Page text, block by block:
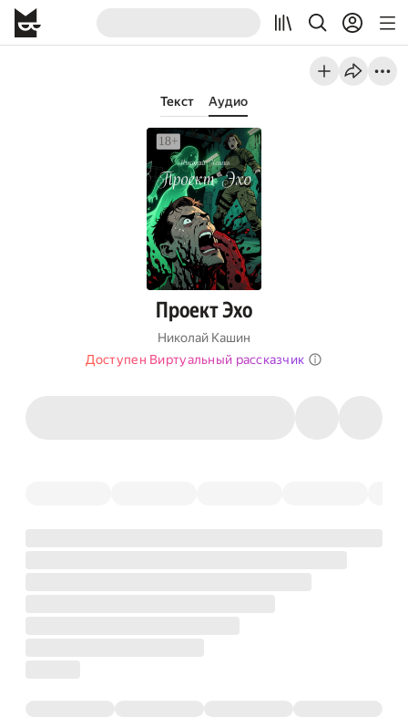
Текст Аудио
Проект Эхо
Николай Кашин
Доступен Виртуальный рассказчик